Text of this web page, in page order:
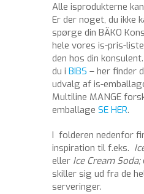
Alle isprodukterne
Er der noget, du ikke
spørge din BÄKO
hele vores is-pris-
den hos din
du i BIBS – her finder
udvalg af is-
Multiline MANGE
emballage SE HER.
I folderen nedenfor
inspiration til f.eks.
eller Ice Cream Soda;
skiller sig ud fra de
serveringer.